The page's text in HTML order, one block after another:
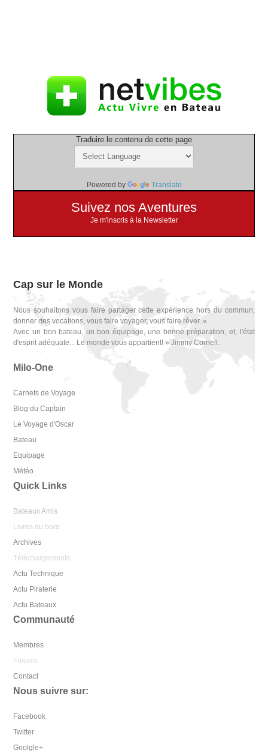
Traduire le contenu de cette page
Powered by Translate
Suivez nos Aventures
Je m'inscris à la Newsletter
Cap sur le Monde
Nous souhaitons vous faire partager cette expérience hors du commun,
donner des vocations, vous faire voyager, vous faire rêver. «
Avec un bon bateau, un bon équipage, une bonne préparation, et, l'état
d'esprit adéquate... Le monde vous appartient! » Jimmy Cornell.
Milo-One
Carnets de Voyage
Blog du Captain
Le Voyage d'Oscar
Bateau
Equipage
Météo
Quick Links
Bateaux Amis
Livres du bord
Archives
Téléchargements
Actu Technique
Actu Piraterie
Actu Bateaux
Communauté
Membres
Forums
Contact
Nous suivre sur:
Facebook
Twitter
Goolgle+